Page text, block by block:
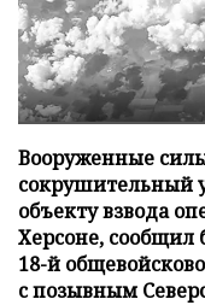
Вооруженные
сокрушительный
объекту взвода
Херсоне, сообщил
18-й
с позывным